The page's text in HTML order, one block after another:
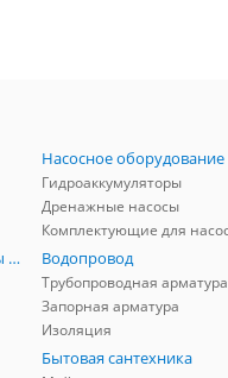
Насосное оборудование
Гидроаккумуляторы
Дренажные насосы
Полипропиленовые трубы и фитинги Водопровод
Трубопроводная арматура
Запорная арматура
Изоляция
Бытовая сантехника